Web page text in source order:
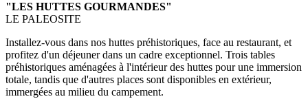
"LES HUTTES GOURMANDES"
LE PALEOSITE
Installez-vous dans nos huttes préhistoriques, face au restaurant, et
profitez d'un déjeuner dans un cadre exceptionnel. Trois tables
préhistoriques aménagées à l'intérieur des huttes pour une immersion
totale, tandis que d'autres places sont disponibles en extérieur,
immergées au milieu du campement.